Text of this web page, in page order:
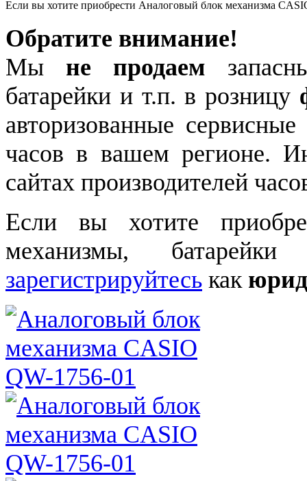
Если вы хотите приобрести Аналоговый блок механизма
Обратите внимание!
Мы не продаем
батарейки и т.п. в розницу
авторизованные
часов в вашем регионе.
сайтах производителей
Если вы хотите
механизмы,
зарегистрируйтесь как